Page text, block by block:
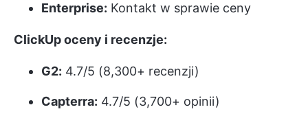
Enterprise: Kontakt w sprawie ceny
ClickUp oceny i recenzje:
G2: 4.7/5 (8,300+ recenzji)
Capterra: 4.7/5 (3,700+ opinii)